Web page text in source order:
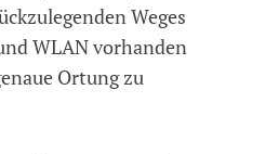
Weges
WLAN vorhanden
Ortung zu